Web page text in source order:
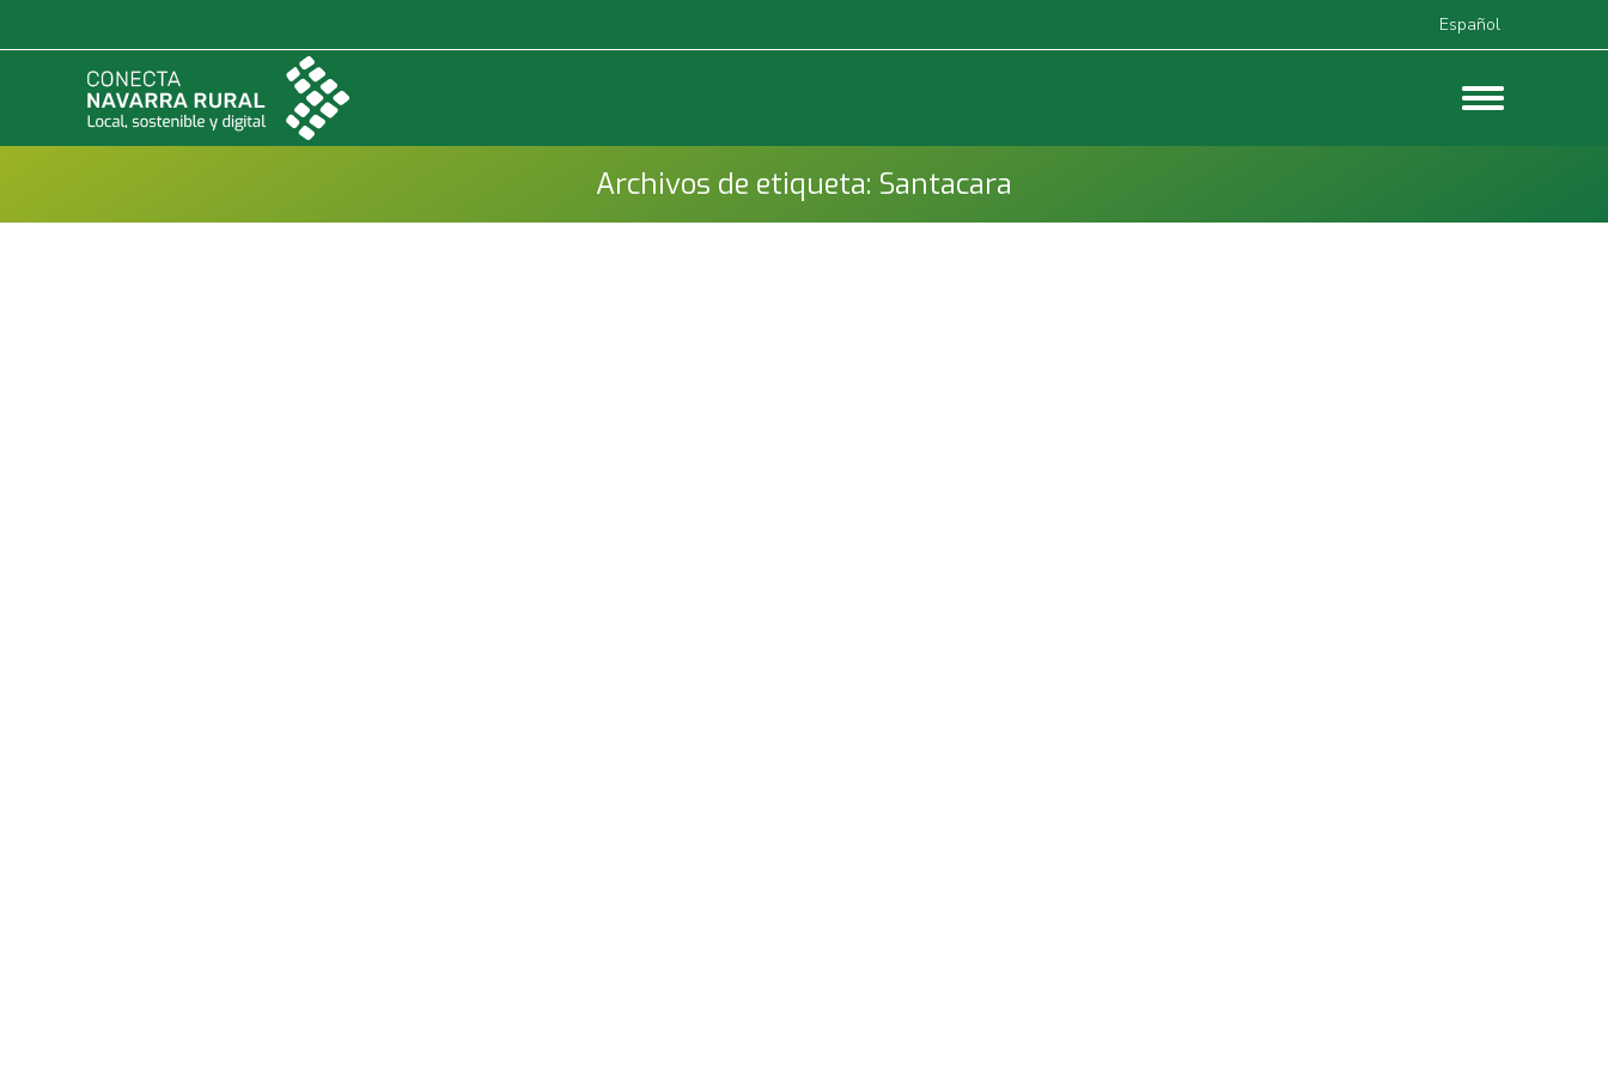
Español
Archivos de etiqueta: Santacara